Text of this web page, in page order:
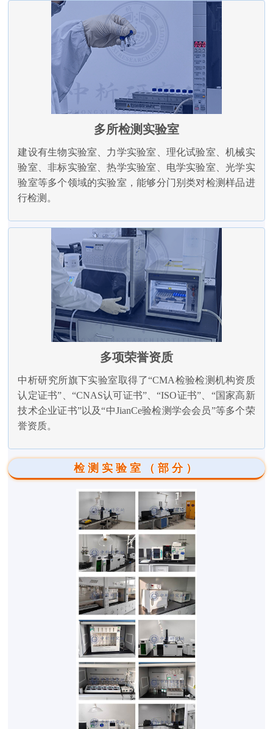
多所检测实验室
建设有生物实验室、力学实验室、理化试验室、机械实
验室、非标实验室、热学实验室、电学实验室、光学实
验室等多个领域的实验室，能够分门别类对检测样品进
行检测。
多项荣誉资质
中析研究所旗下实验室取得了“CMA检验检测机构资质
认定证书”、“CNAS认可证书”、“ISO证书”、“国家高新
技术企业证书”以及“中JianCe验检测学会会员”等多个荣
誉资质。
检测实验室（部分）